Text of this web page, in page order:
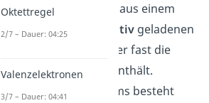
Ein Atom besteht aus einem
sehr kleinen,
positivgeladenen
, welcher fast die
gesamteMasse
enthält.
Der Rest des Atoms besteht
Oktettregel
2/7 – Dauer: 04:25
Valenzelektronen
3/7 – Dauer: 04:41